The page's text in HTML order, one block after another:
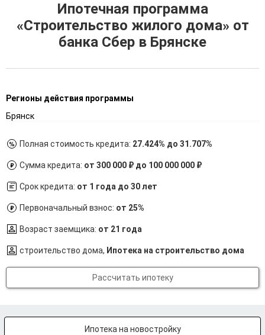
Ипотечная программа
«Строительство жилого дома» от
банка Сбер в Брянске
Регионы действия программы
Брянск
Полная стоимость кредита: 27.424% до 31.707%
Сумма кредита: от 300 000 ₽ до 100 000 000 ₽
Срок кредита: от 1 года до 30 лет
Первоначальный взнос: от 25%
Возраст заемщика: от 21 года
строительство дома, Ипотека на строительство дома
Рассчитать ипотеку
Ипотека на новостройку